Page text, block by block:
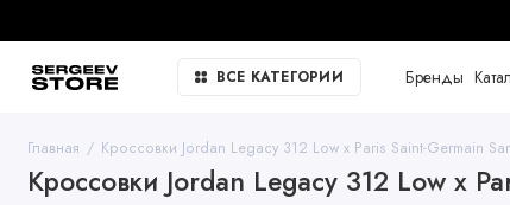
ВСЕ КАТЕГОРИИ Бренды
Главная Кроссовки Jordan Legacy 312 Low x Paris Saint-Germain
Кроссовки Jordan Legacy 312 Low x